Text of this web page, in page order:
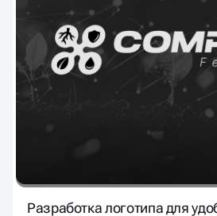
Разработка логотипа для